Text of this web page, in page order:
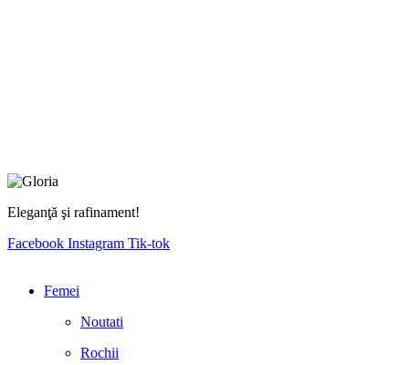
Eleganţă şi rafinament!
Facebook Instagram Tik-tok
Femei
Noutati
Rochii